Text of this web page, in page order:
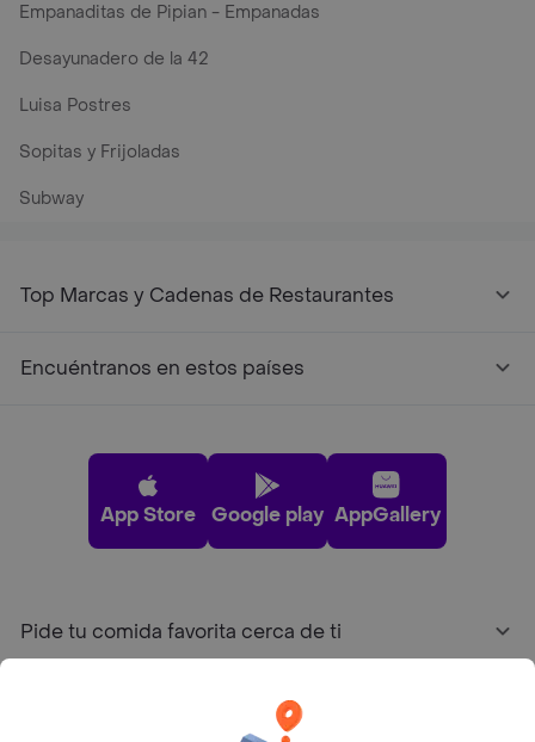
Empanaditas de Pipian - Empanadas
Desayunadero de la 42
Luisa Postres
Sopitas y Frijoladas
Subway
Top Marcas y Cadenas de Restaurantes
Encuéntranos en estos países
App Store Google play AppGallery
Pide tu comida favorita cerca de ti